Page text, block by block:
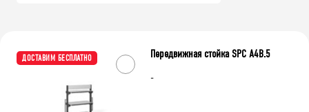
ДОСТАВИМ БЕСПЛАТНО
-
Передвижная стойка SPC A4B.5